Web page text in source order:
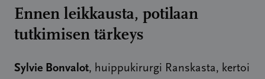
Ennen leikkausta, potilaan
tutkimisen tärkeys
Sylvie Bonvalot, huippukirurgi Ranskasta, kertoi